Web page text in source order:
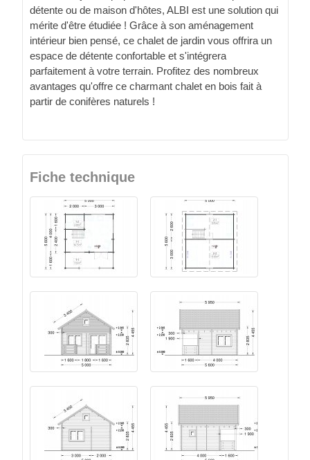
détente ou de maison d'hôtes, ALBI est une solution qui
mérite d'être étudiée ! Grâce à son aménagement
intérieur bien pensé, ce chalet de jardin vous offrira un
espace de détente confortable et s'intégrera
parfaitement à votre terrain. Profitez des nombreux
avantages qu'offre ce charmant chalet en bois fait à
partir de conifères naturels !
Fiche technique